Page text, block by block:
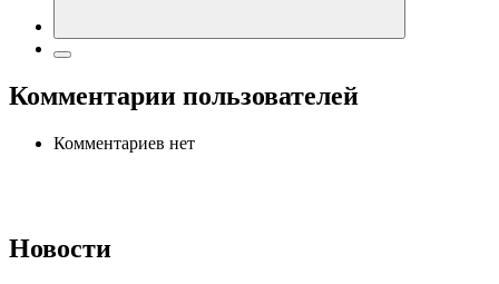
Комментарии пользователей
Комментариев нет
Новости